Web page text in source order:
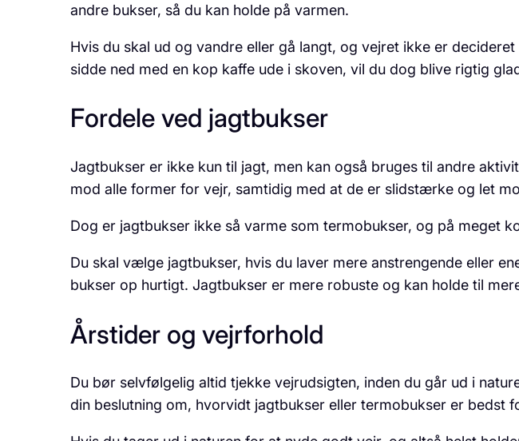
andre bukser, så du kan holde på varmen.
Hvis du skal ud og vandre eller gå langt, og vejret ikke er
sidde ned med en kop kaffe ude i skoven, vil du dog blive rigtig
Fordele ved jagtbukser
Jagtbukser er ikke kun til jagt, men kan også bruges til andre
mod alle former for vejr, samtidig med at de er slidstærke og let
Dog er jagtbukser ikke så varme som termobukser, og på meget
Du skal vælge jagtbukser, hvis du laver mere anstrengende eller
bukser op hurtigt. Jagtbukser er mere robuste og kan holde til
Årstider og vejrforhold
Du bør selvfølgelig altid tjekke vejrudsigten, inden du går ud i
din beslutning om, hvorvidt jagtbukser eller termobukser er bedst